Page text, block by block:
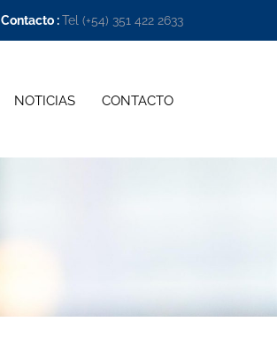
Contacto :Tel (+54) 351 422 2633
NOTICIAS CONTACTO